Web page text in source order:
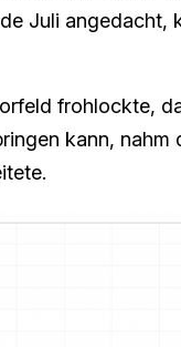
Juli angedacht,
frohlockte,
kann, nahm